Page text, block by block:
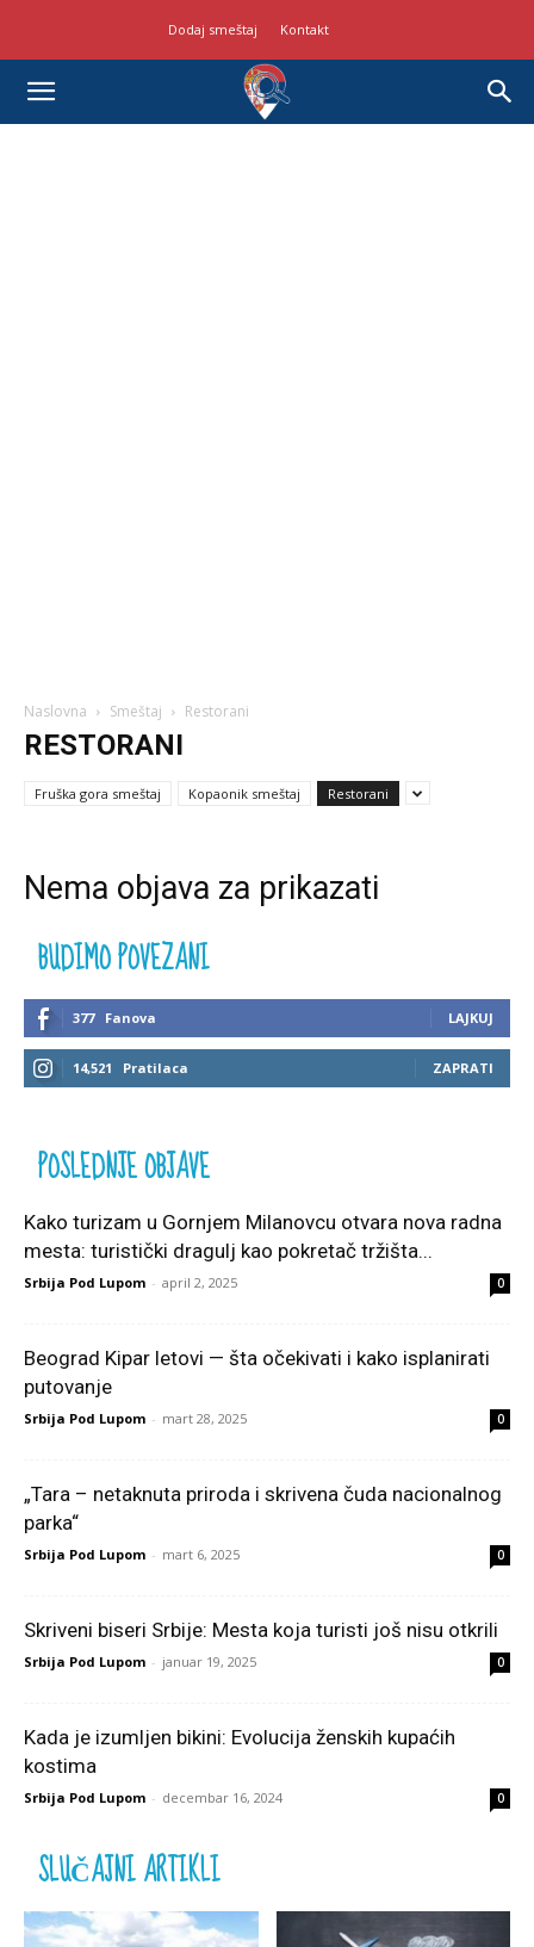
Dodaj smeštaj Kontakt
Naslovna Smeštaj Restorani
RESTORANI
Fruška gora smeštaj Kopaonik smeštaj Restorani
Nema objava za prikazati
BUDIMO POVEZANI
377 Fanova LAJKUJ
14,521 Pratilaca ZAPRATI
POSLEDNJE OBJAVE
Kako turizam u Gornjem Milanovcu otvara nova radna
mesta: turistički dragulj kao pokretač tržišta...
Srbija Pod Lupom - april 2, 2025 0
Beograd Kipar letovi — šta očekivati i kako isplanirati
putovanje
Srbija Pod Lupom - mart 28, 2025 0
„Tara – netaknuta priroda i skrivena čuda nacionalnog
parka“
Srbija Pod Lupom - mart 6, 2025 0
Skriveni biseri Srbije: Mesta koja turisti još nisu otkrili
Srbija Pod Lupom - januar 19, 2025 0
Kada je izumljen bikini: Evolucija ženskih kupaćih
kostima
Srbija Pod Lupom - decembar 16, 2024 0
SLUČAJNI ARTIKLI